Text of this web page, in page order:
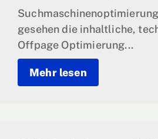
gesehen die inhaltliche,
Offpage Optimierung...
Mehr lesen